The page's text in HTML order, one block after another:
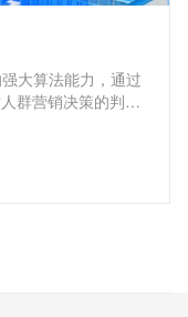
大算法能力，通过
群营销决策的判
可通过短信的方式